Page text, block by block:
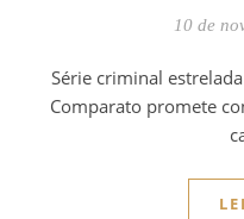
10 de
Série criminal estrelada por Raphael Logam e Lorena
Comparato promete